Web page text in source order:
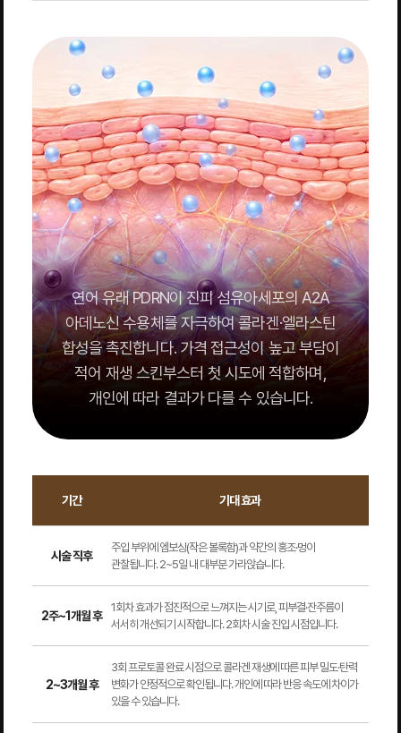
연어 유래 PDRN이 진피 섬유아세포의 A2A
아데노신 수용체를 자극하여 콜라겐·엘라스틴
합성을 촉진합니다. 가격 접근성이 높고 부담이
적어 재생 스킨부스터 첫 시도에 적합하며,
개인에 따라 결과가 다를 수 있습니다.
기간 기대 효과
시술 직후
주입 부위에 엠보싱(작은 볼록함)과 약간의 홍조·멍이
관찰됩니다. 2~5일 내 대부분 가라앉습니다.
2주~1개월 후
1회차 효과가 점진적으로 느껴지는 시기로, 피부결·잔주름이
서서히 개선되기 시작합니다. 2회차 시술 진입 시점입니다.
2~3개월 후
3회 프로토콜 완료 시점으로 콜라겐 재생에 따른 피부 밀도·탄력
변화가 안정적으로 확인됩니다. 개인에 따라 반응 속도에 차이가
있을 수 있습니다.